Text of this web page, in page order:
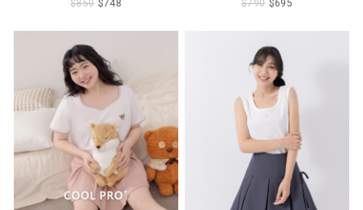
$850 $748
$790 $695